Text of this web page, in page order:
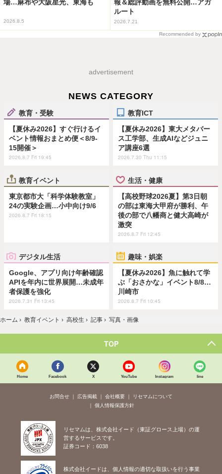
場…麻布や大阪星光、東海も
2026.8.5
報＆総評動画を無料公開…アガ
ルート
2026.7.21
Recommended by
advertisement
NEWS CATEGORY
教育・受験
【夏休み2026】すぐ行けるイ
ベント情報おまとめ便＜8/9-
15開催＞
2026.8.7 Fri 19:45
教育ICT
【夏休み2026】東大メタバー
ス工学部、生成AIなどジュニ
ア講座6選
2026.7.30 Thu 11:15
教育イベント
東京都市大「科学体験教室」
24の実験企画…小中向け9/6
2026.8.7 Fri 18:15
生活・健康
【高校野球2026夏】第3日朝
の部は東海大甲府が勝利、午
後の部で八幡商と健大高崎が
激突
2026.8.7 Fri 12:45
デジタル生活
Google、アプリ向け年齢確認
APIを年内に世界展開…未成年
者保護を強化
2026.7.31 Fri 13:45
趣味・娯楽
【夏休み2026】魚に触れて学
ぶ「おさかな」イベント8/8…
川崎市
2026.8.7 Fri 10:45
ホーム › 教育イベント › 高校生 › 記事 › 写真・画像
TOP
Home Facebook X YouTube Instagram line
お問合せ 広告掲載 会社概要
リセマムについて
個人情報保護方針
リセマムは、株式会社イード（東証グロース上場）の運
営するサービスです。
証券コード：6038
株式会社イードは、個人情報の適切な取扱いを行う事業